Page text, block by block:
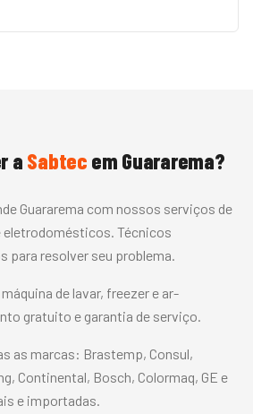
a Sabtec em Guararema?
Guararema com nossos serviços de
Técnicos
para resolver seu problema.
de lavar, freezer e ar-
gratuito e garantia de serviço.
as marcas: Brastemp, Consul,
Continental, Bosch, Colormaq, GE e
e importadas.